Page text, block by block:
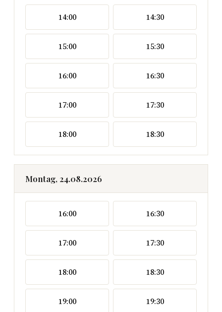
14:00 14:30
15:00 15:30
16:00 16:30
17:00 17:30
18:00 18:30
Montag, 24.08.2026
16:00 16:30
17:00 17:30
18:00 18:30
19:00 19:30